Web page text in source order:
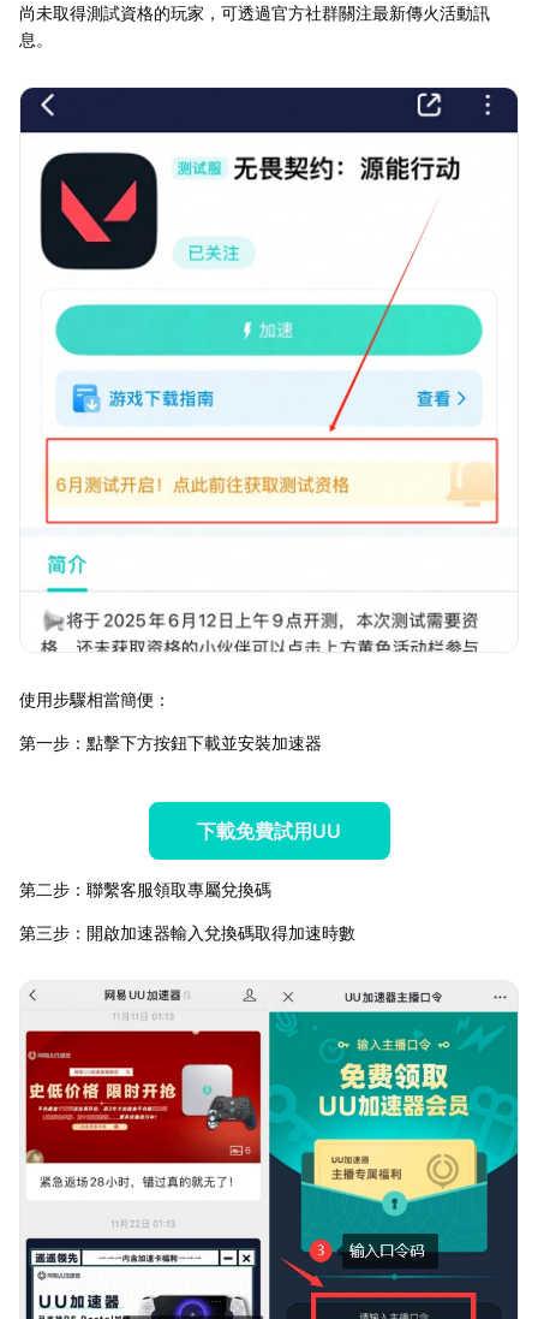
尚未取得測試資格的玩家，可透過官方社群關注最新傳火活動訊
息。
使用步驟相當簡便：
第一步：點擊下方按鈕下載並安裝加速器
下載免費試用UU
第二步：聯繫客服領取專屬兌換碼
第三步：開啟加速器輸入兌換碼取得加速時數